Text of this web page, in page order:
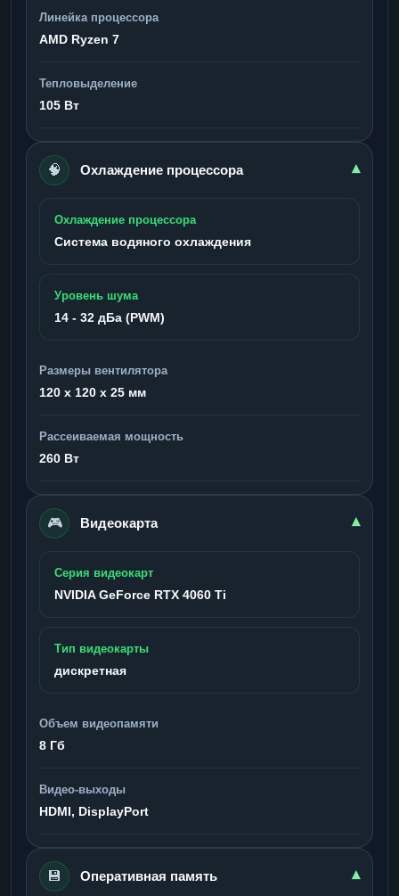
Линейка процессора
AMD Ryzen 7
Тепловыделение
105 Вт
🧠 Охлаждение процессора ▾
Охлаждение процессора
Система водяного охлаждения
Уровень шума
14 - 32 дБа (PWM)
Размеры вентилятора
120 x 120 x 25 мм
Рассеиваемая мощность
260 Вт
🎮 Видеокарта ▾
Серия видеокарт
NVIDIA GeForce RTX 4060 Ti
Тип видеокарты
дискретная
Объем видеопамяти
8 Гб
Видео-выходы
HDMI, DisplayPort
💾 Оперативная память ▾